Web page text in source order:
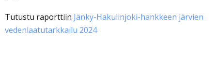
Tutustu raporttiin Jänky-Hakulinjoki-hankkeen järvien
vedenlaatutarkkailu 2024